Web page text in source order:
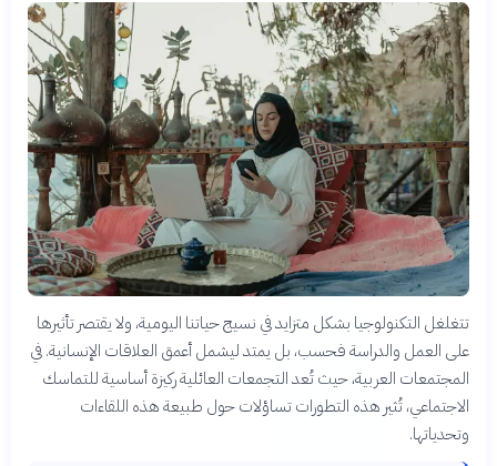
تتغلغل التكنولوجيا بشكل متزايد في نسيج حياتنا اليومية، ولا يقتصر تأثيرها
على العمل والدراسة فحسب، بل يمتد ليشمل أعمق العلاقات الإنسانية. في
المجتمعات العربية، حيث تُعد التجمعات العائلية ركيزة أساسية للتماسك
الاجتماعي، تُثير هذه التطورات تساؤلات حول طبيعة هذه اللقاءات
وتحدياتها.